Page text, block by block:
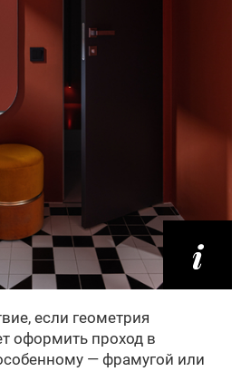
если геометрия
оформить проход в
— фрамугой или